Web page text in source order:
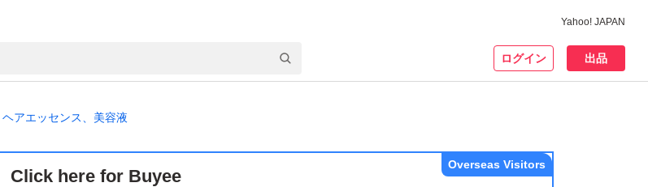
Yahoo! JAPAN
ログイン 出品
ヘアエッセンス、美容液
Click here for Buyee
Overseas Visitors